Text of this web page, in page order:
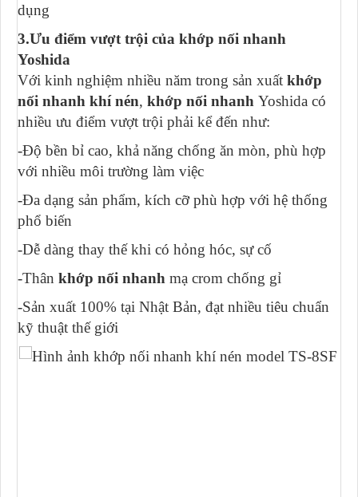
dụng
3.Ưu điểm vượt trội của khớp nối nhanh
Yoshida
Với kinh nghiệm nhiều năm trong sản xuất khớp
nối nhanh khí nén, khớp nối nhanh Yoshida có
nhiều ưu điểm vượt trội phải kể đến như:
-Độ bền bỉ cao, khả năng chống ăn mòn, phù hợp
với nhiều môi trường làm việc
-Đa dạng sản phẩm, kích cỡ phù hợp với hệ thống
phổ biến
-Dễ dàng thay thế khi có hỏng hóc, sự cố
-Thân khớp nối nhanh mạ crom chống gỉ
-Sản xuất 100% tại Nhật Bản, đạt nhiều tiêu chuẩn
kỹ thuật thế giới